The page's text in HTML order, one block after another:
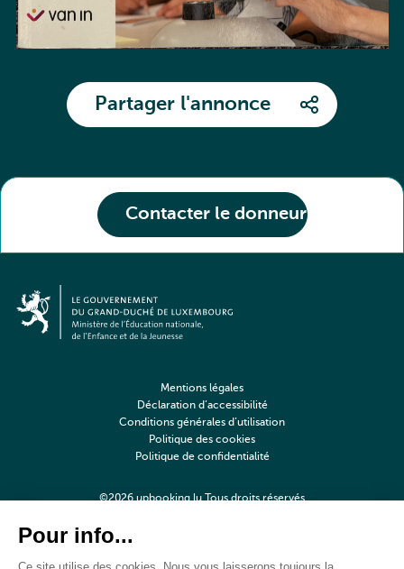
Contacter le donneur
Partager l'annonce
©2026 upbooking.lu Tous droits réservés
Mentions légales
Déclaration d’accessibilité
Conditions générales d’utilisation
Politique des cookies
Politique de confidentialité